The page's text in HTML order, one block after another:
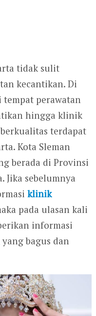
tidak sulit
kecantikan. Di
perawatan
hingga klinik
terdapat
Kota Sleman
berada di Provinsi
Jika sebelumnya
klinik
pada ulasan kali
informasi
yang bagus dan